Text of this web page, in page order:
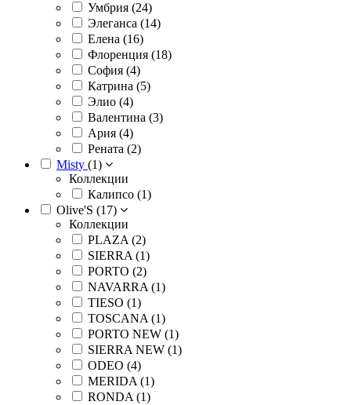
Умбрия (24)
Элеганса (14)
Елена (16)
Флоренция (18)
София (4)
Катрина (5)
Элио (4)
Валентина (3)
Ария (4)
Рената (2)
Misty (1)
Коллекции
Калипсо (1)
Olive'S (17)
Коллекции
PLAZA (2)
SIERRA (1)
PORTO (2)
NAVARRA (1)
TIESO (1)
TOSCANA (1)
PORTO NEW (1)
SIERRA NEW (1)
ODEO (4)
MERIDA (1)
RONDA (1)